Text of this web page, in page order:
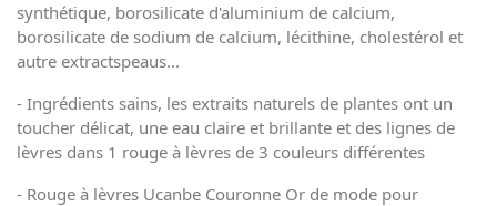
synthétique, borosilicate d'aluminium de calcium,
borosilicate de sodium de calcium, lécithine, cholestérol et
autre extractspeaus...
- Ingrédients sains, les extraits naturels de plantes ont un
toucher délicat, une eau claire et brillante et des lignes de
lèvres dans 1 rouge à lèvres de 3 couleurs différentes
- Rouge à lèvres Ucanbe Couronne Or de mode pour